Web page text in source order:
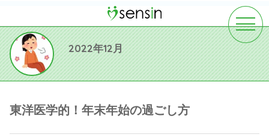
toggle
2022年12月
東洋医学的！年末年始の過ごし方